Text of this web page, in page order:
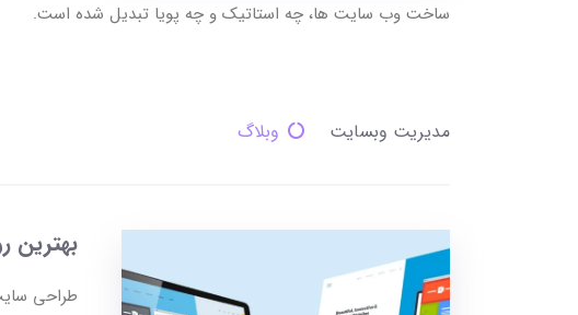
ساخت وب سایت ها، چه استاتیک و چه پویا تبدیل شده است.
مدیریت وبسایت وبلاگ
طراحی